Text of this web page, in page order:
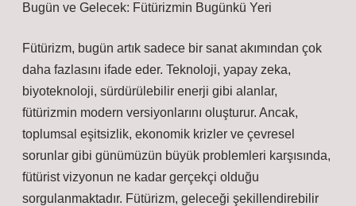
Bugün ve Gelecek: Fütürizmin Bugünkü Yeri
Fütürizm, bugün artık sadece bir sanat akımından çok
daha fazlasını ifade eder. Teknoloji, yapay zeka,
biyoteknoloji, sürdürülebilir enerji gibi alanlar,
fütürizmin modern versiyonlarını oluşturur. Ancak,
toplumsal eşitsizlik, ekonomik krizler ve çevresel
sorunlar gibi günümüzün büyük problemleri karşısında,
fütürist vizyonun ne kadar gerçekçi olduğu
sorgulanmaktadır. Fütürizm, geleceği şekillendirebilir